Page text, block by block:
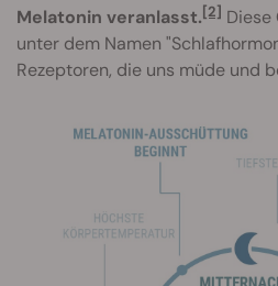
Melatonin veranlasst.[2] Diese
unter dem Namen
Rezeptoren, die uns müde und